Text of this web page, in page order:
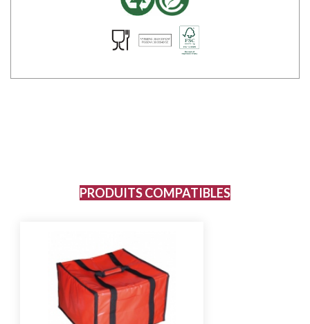
PRODUITS COMPATIBLES